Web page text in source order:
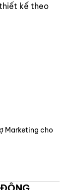
kế theo
Marketing cho